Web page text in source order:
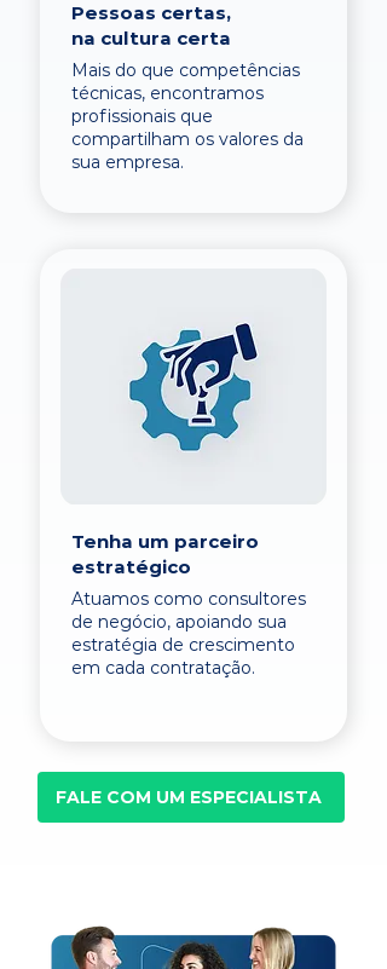
Pessoas certas,
na cultura certa
Mais do que competências
técnicas, encontramos
profissionais que
compartilham os valores da
sua empresa.
Tenha um parceiro
estratégico
Atuamos como consultores
de negócio, apoiando sua
estratégia de crescimento
em cada contratação.
FALE COM UM ESPECIALISTA